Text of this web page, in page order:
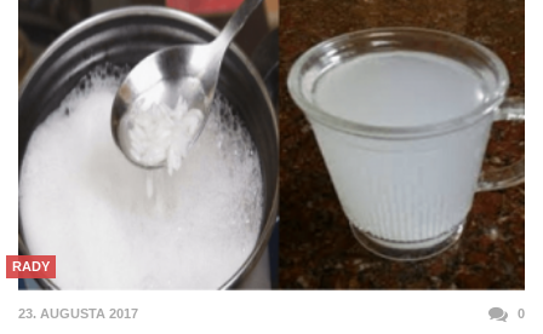
RADY
23. AUGUSTA 2017 0